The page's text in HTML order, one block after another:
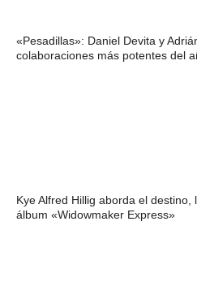
«Pesadillas»: Daniel Devita y
colaboraciones más potentes del
Kye Alfred Hillig aborda el
álbum «Widowmaker Express»